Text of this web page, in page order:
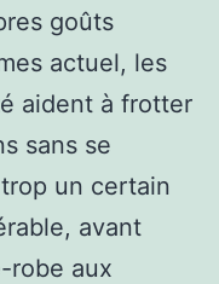
goûts
actuel, les
aident à frotter
sans se
un certain
avant
robe aux